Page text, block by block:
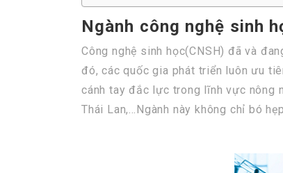
Ngành công nghệ sinh
Công nghệ sinh học(CNSH) đã và
đó, các quốc gia phát triển luôn ưu
cánh tay đắc lực trong lĩnh vực nông
Thái Lan,…Ngành này không chỉ bó